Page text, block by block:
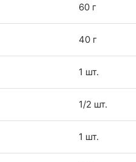
60 г
40 г
1 шт.
1/2 шт.
1 шт.